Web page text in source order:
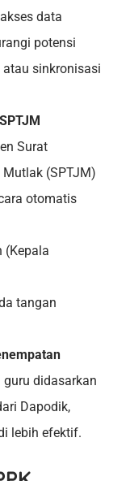
data
potensi
sinkronisasi
Surat
(SPTJM)
otomatis
(Kepala
tangan
didasarkan
Dapodik,
lebih efektif.